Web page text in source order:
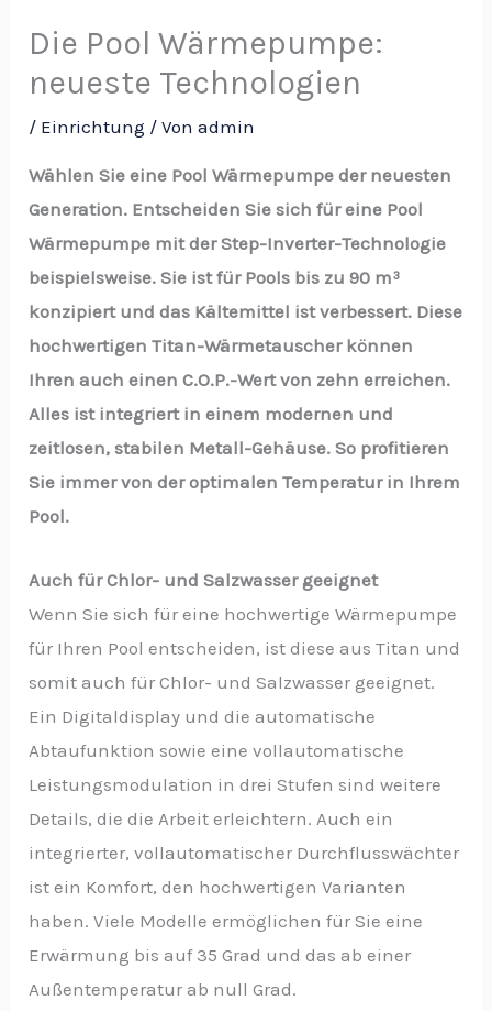
Die Pool Wärmepumpe:
neueste Technologien
/ Einrichtung / Vonadmin
Wählen Sie eine Pool Wärmepumpe der neuesten
Generation. Entscheiden Sie sich für eine Pool
Wärmepumpe mit der Step-Inverter-Technologie
beispielsweise. Sie ist für Pools bis zu 90 m³
konzipiert und das Kältemittel ist verbessert. Diese
hochwertigen Titan-Wärmetauscher können
Ihren auch einen C.O.P.-Wert von zehn erreichen.
Alles ist integriert in einem modernen und
zeitlosen, stabilen Metall-Gehäuse. So profitieren
Sie immer von der optimalen Temperatur in Ihrem
Pool.
Auch für Chlor- und Salzwasser geeignet
Wenn Sie sich für eine hochwertige Wärmepumpe
für Ihren Pool entscheiden, ist diese aus Titan und
somit auch für Chlor- und Salzwasser geeignet.
Ein Digitaldisplay und die automatische
Abtaufunktion sowie eine vollautomatische
Leistungsmodulation in drei Stufen sind weitere
Details, die die Arbeit erleichtern. Auch ein
integrierter, vollautomatischer Durchflusswächter
ist ein Komfort, den hochwertigen Varianten
haben. Viele Modelle ermöglichen für Sie eine
Erwärmung bis auf 35 Grad und das ab einer
Außentemperatur ab null Grad.